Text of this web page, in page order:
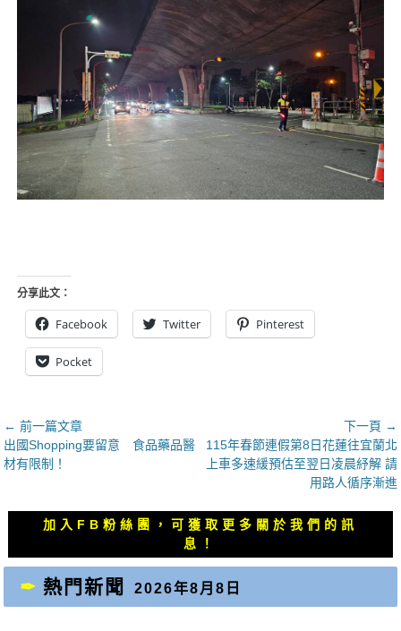
分享此文：
Facebook Twitter Pinterest
Pocket
文
章
導
← 前一篇文章
上
一
出國Shopping要留意 食品藥品醫
材有限制！
下一頁 →
下
一
章：
115年春節連假第8日花蓮往宜蘭北
上車多速緩預估至翌日凌晨紓解 請
用路人循序漸進
加入FB粉絲團，可獲取更多關於我們的訊
息！
熱門新聞 2026年8月8日